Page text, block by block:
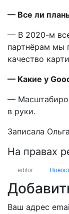
— Все ли
— В 2020-м
партнёрам мы
качество
— Какие у
—
в руки.
Записала
На правах
editor
Ваш адрес